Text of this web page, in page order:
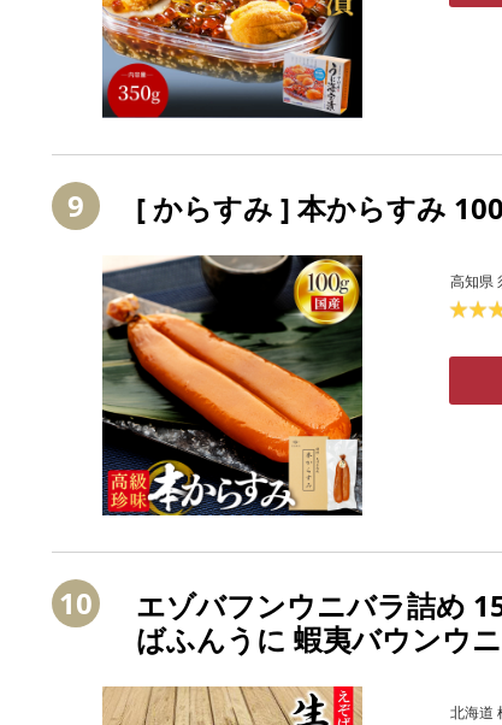
9 [ からすみ ] 本からすみ
高知県
10
エゾバフンウニバラ詰め
ばふんうに 蝦夷バウンウ
北海道